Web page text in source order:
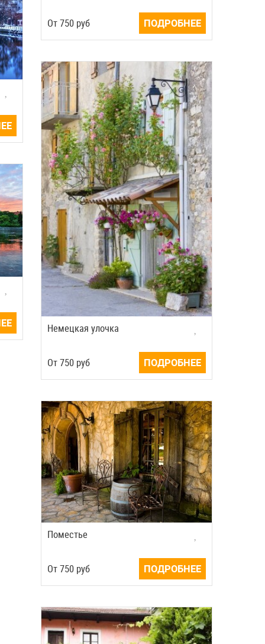
Oт750 руб ПОДРОБНЕЕ
Немецкая улочка
Oт750 руб ПОДРОБНЕЕ
Поместье
Oт750 руб ПОДРОБНЕЕ